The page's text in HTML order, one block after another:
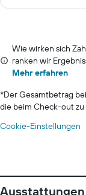
Wie wirken sich
ranken wir
Mehr erfahren
*Der Gesamtbetrag
die beim Check-out zu
Cookie-Einstellungen